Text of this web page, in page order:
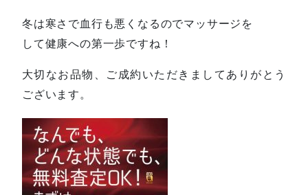
冬は寒さで血行も悪くなるのでマッサージを
して健康への第一歩ですね！
大切なお品物、ご成約いただきましてありがとう
ございます。